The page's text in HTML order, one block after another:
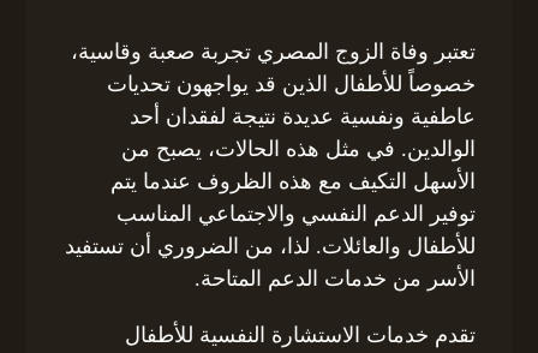
تعتبر وفاة الزوج المصري تجربة صعبة وقاسية،
خصوصاً للأطفال الذين قد يواجهون تحديات
عاطفية ونفسية عديدة نتيجة لفقدان أحد
الوالدين. في مثل هذه الحالات، يصبح من
الأسهل التكيف مع هذه الظروف عندما يتم
توفير الدعم النفسي والاجتماعي المناسب
للأطفال والعائلات. لذا، من الضروري أن تستفيد
الأسر من خدمات الدعم المتاحة.
تقدم خدمات الاستشارة النفسية للأطفال